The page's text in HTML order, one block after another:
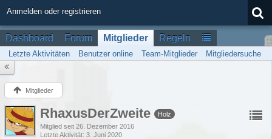
Anmelden oder registrieren
Dashboard Forum Mitglieder Regeln
Letzte Aktivitäten Benutzer online Team-Mitglieder Mitgliedersuche
Mitglieder
RhaxusDerZweite
Holz
Mitglied seit 26. Dezember 2016
Letzte Aktivität 3. Juni 2020